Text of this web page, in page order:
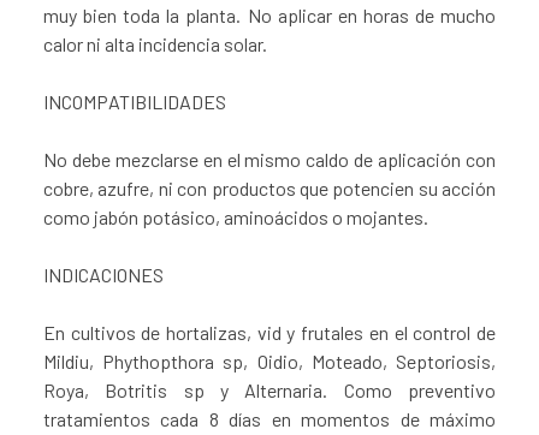
muy bien toda la planta. No aplicar en horas de mucho
calor ni alta incidencia solar.
INCOMPATIBILIDADES
No debe mezclarse en el mismo caldo de aplicación con
cobre, azufre, ni con productos que potencien su acción
como jabón potásico, aminoácidos o mojantes.
INDICACIONES
En cultivos de hortalizas, vid y frutales en el control de
Mildiu, Phythopthora sp, Oidio, Moteado, Septoriosis,
Roya, Botritis sp y Alternaria. Como preventivo
tratamientos cada 8 días en momentos de máximo